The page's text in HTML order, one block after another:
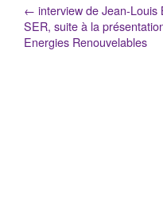
← interview de Jean-Louis
SER, suite à la
Energies Renouvelables